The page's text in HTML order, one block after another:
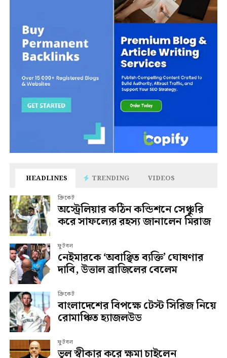
HEADLINES TRENDING VIDEOS
ক্রিকেট
অস্ট্রেলিয়ার কঠিন কন্ডিশনে সেঞ্চুরি
করে সাফল্যের রহস্য জানালেন মিরাজ
ফুটবল
নেইমারকে ‘অবাঞ্ছিত ব্যক্তি’ ঘোষণার
দাবি, উত্তাল ব্রাজিলের বেলেম
ক্রিকেট
বাংলাদেশের বিপক্ষে টেস্ট সিরিজ নিয়ে
রোমাঞ্চিত হ্যাজলউড
ফুটবল
ভুল স্বীকার করে ক্ষমা চাইলেন